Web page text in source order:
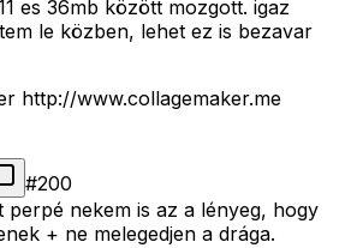
es 36mb között mozgott. igaz
le közben, lehet ez is bezavar
http://www.collagemaker.me
#200
perpé nekem is az a lényeg, hogy
+ ne melegedjen a drága.